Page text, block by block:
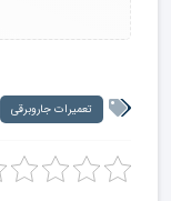
تعمیرات جاروبرقی